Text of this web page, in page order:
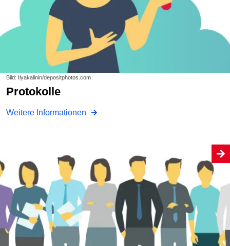
Bild: Ilyakalinin/depositphotos.com
Protokolle
Weitere Informationen